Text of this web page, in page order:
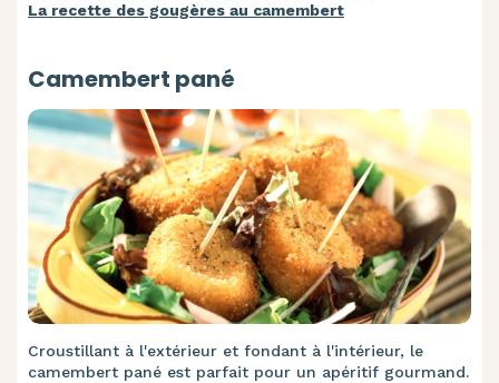
La recette des gougères au camembert
Camembert pané
Croustillant à l'extérieur et fondant à l'intérieur, le
camembert pané est parfait pour un apéritif gourmand.